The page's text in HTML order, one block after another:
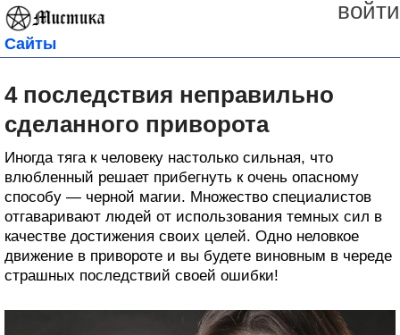
войти
Сайты
4 последствия неправильно
сделанного приворота
Иногда тяга к человеку настолько сильная, что
влюбленный решает прибегнуть к очень опасному
способу — черной магии. Множество специалистов
отгаваривают людей от использования темных сил в
качестве достижения своих целей. Одно неловкое
движение в привороте и вы будете виновным в череде
страшных последствий своей ошибки!